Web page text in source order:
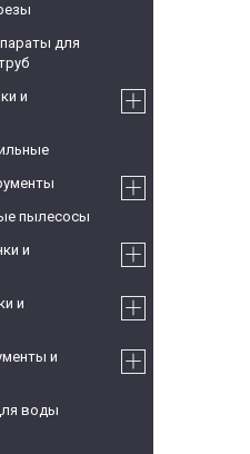
для
и
пылесосы
и
и
и
воды